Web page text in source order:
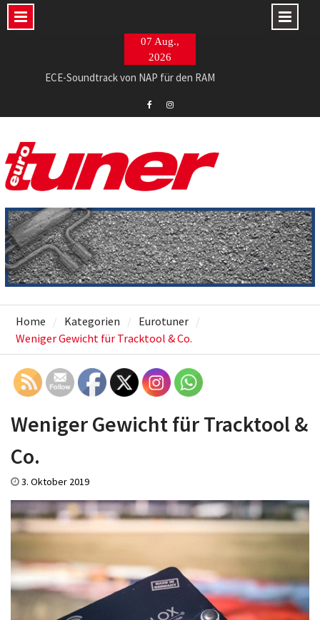
07 Aug.,
2026
ECE-Soundtrack von NAP für den RAM
Barracuda Razzer am Ingolstädter Topmodell
Home Kategorien
Eurotuner
Weniger Gewicht für Tracktool & Co.
Weniger Gewicht für Tracktool &
Co.
3. Oktober 2019